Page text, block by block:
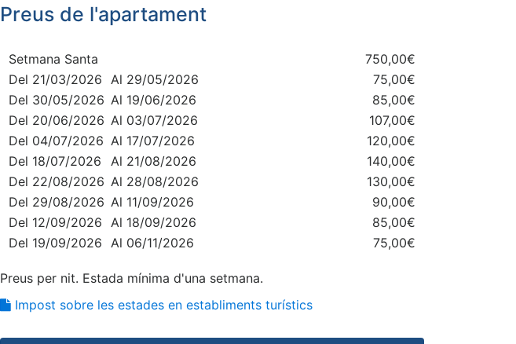
Preus de l'apartament
Setmana Santa
750,00€
Del 21/03/2026 Al 29/05/2026
75,00€
Del 30/05/2026 Al 19/06/2026
85,00€
Del 20/06/2026 Al 03/07/2026
107,00€
Del 04/07/2026 Al 17/07/2026
120,00€
Del 18/07/2026
Al 21/08/2026
140,00€
Del 22/08/2026 Al 28/08/2026
130,00€
Del 29/08/2026 Al 11/09/2026
90,00€
Del 12/09/2026 Al 18/09/2026
85,00€
Del 19/09/2026 Al 06/11/2026 75,00€
Preus per nit. Estada mínima d'una setmana.
Impost sobre les estades en establiments turístics